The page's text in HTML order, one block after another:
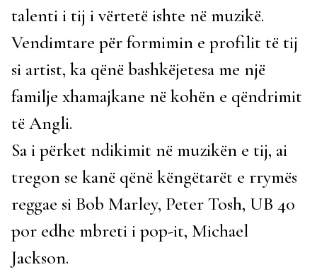
talenti i tij i vërtetë ishte në muzikë.
Vendimtare për formimin e profilit të tij
si artist, ka qënë bashkëjetesa me një
familje xhamajkane në kohën e qëndrimit
të Angli.
Sa i përket ndikimit në muzikën e tij, ai
tregon se kanë qënë këngëtarët e rrymës
reggae si Bob Marley, Peter Tosh, UB 40
por edhe mbreti i pop-it, Michael
Jackson.